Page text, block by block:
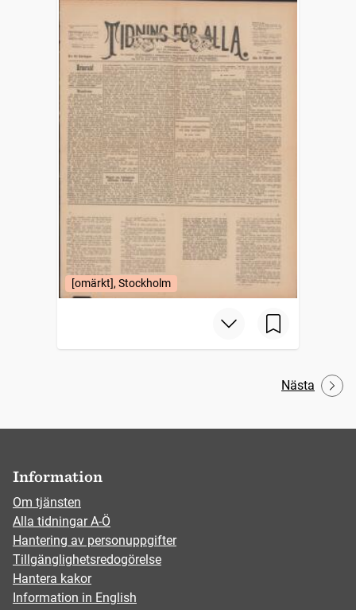
[omärkt], Stockholm
Nästa
Information
Om tjänsten
Alla tidningar A-Ö
Hantering av personuppgifter
Tillgänglighetsredogörelse
Hantera kakor
Information in English